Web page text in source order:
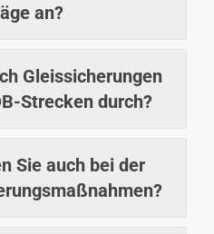
an?
Gleissicherungen
Strecken durch?
Sie auch bei der